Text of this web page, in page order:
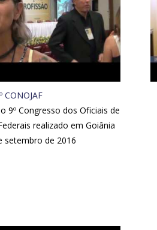
CONOJAF
9º Congresso dos Oficiais de
realizado em Goiânia
setembro de 2016